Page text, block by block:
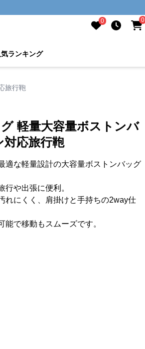
0 0
気ランキング
旅行鞄
軽量大容量ボストンバ
対応旅行鞄
適な軽量設計の大容量ボストンバッグ
行や出張に便利。
れにくく、肩掛けと手持ちの2way仕
で移動もスムーズです。